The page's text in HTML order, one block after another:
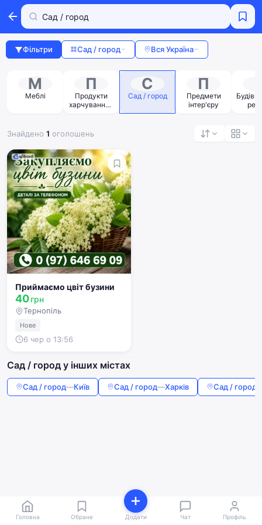
Фільтри Сад / город Вся Україна
М
Меблі
П
Продукти
харчування /
С
Сад / город
П
Предмети
інтер'єру
Знайдено 1 оголошень
Приймаємо цвіт бузини
40грн
Тернопіль
Нове
6 чер о 13:56
Сад / город у інших містах
Сад / город—Київ Сад / город—Харків Сад / город
Головна Обране Додати Чат Профіль